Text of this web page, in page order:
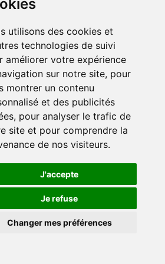
utilisons des cookies et
technologies de suivi
améliorer votre expérience
sur notre site, pour
montrer un contenu
et des publicités
pour analyser le trafic de
site et pour comprendre la
de nos visiteurs.
J'accepte
Je refuse
Changer mes préférences
:
de protection des données à caractère